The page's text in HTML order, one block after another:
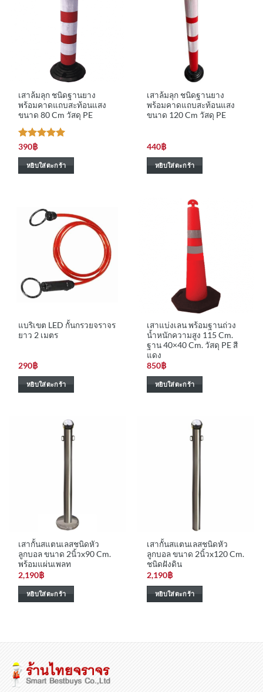
เสาล้มลุก ชนิดฐานยาง
พร้อมคาดแถบสะท้อนแสง
ขนาด 80 Cm วัสดุ PE
ให้คะแนน
5ตั้งแต่ 1-
5 คะแนน
390฿
หยิบใส่ตะกร้า
เสาล้มลุก ชนิดฐานยาง
พร้อมคาดแถบสะท้อนแสง
ขนาด 120 Cm วัสดุ PE
440฿
หยิบใส่ตะกร้า
แบริเขต LED กั้นกรวยจราจร
ยาว 2 เมตร
290฿
หยิบใส่ตะกร้า
เสาแบ่งเลน พร้อมฐานถ่วง
น้ำหนักความสูง 115 Cm.
ฐาน 40×40 Cm. วัสดุ PE สี
แดง
850฿
หยิบใส่ตะกร้า
เสากั้นสแตนเลสชนิดหัว
ลูกบอล ขนาด 2นิ้วx90 Cm.
พร้อมแผ่นเพลท
2,190฿
หยิบใส่ตะกร้า
เสากั้นสแตนเลสชนิดหัว
ลูกบอล ขนาด 2นิ้วx120 Cm.
ชนิดฝังดิน
2,190฿
หยิบใส่ตะกร้า